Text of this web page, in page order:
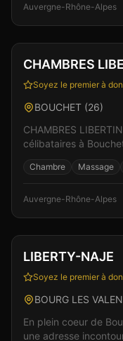
Auvergne-Rhône-Alpes
Club Sauna +5
CHAMBRES
Soyez le premier à
BOUCHET (26)
CHAMBRES
célibataires à Bouchet,
Chambre Massage
Auvergne-Rhône-Alpes
Club Spa & Wellness
LIBERTY-NAJE
Soyez le premier à
BOURG LES
En plein coeur de
une adresse